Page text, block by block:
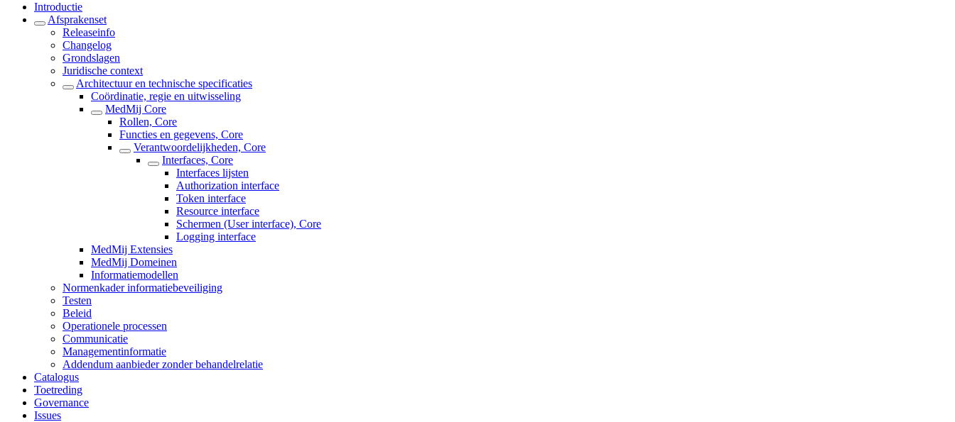
Introductie
Afsprakenset
Releaseinfo
Changelog
Grondslagen
Juridische context
Architectuur en technische specificaties
Coördinatie, regie en uitwisseling
MedMij Core
Rollen, Core
Functies en gegevens, Core
Verantwoordelijkheden, Core
Interfaces, Core
Interfaces lijsten
Authorization interface
Token interface
Resource interface
Schermen (User interface), Core
Logging interface
MedMij Extensies
MedMij Domeinen
Informatiemodellen
Normenkader informatiebeveiliging
Testen
Beleid
Operationele processen
Communicatie
Managementinformatie
Addendum aanbieder zonder behandelrelatie
Catalogus
Toetreding
Governance
Issues